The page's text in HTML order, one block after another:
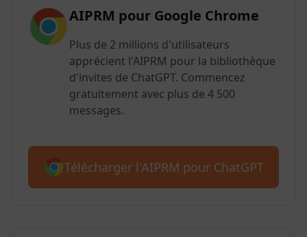
AIPRM pour Google Chrome
Plus de 2 millions d'utilisateurs
apprécient l'AIPRM pour la bibliothèque
d'invites de ChatGPT. Commencez
gratuitement avec plus de 4 500
messages.
Télécharger l'AIPRM pour ChatGPT